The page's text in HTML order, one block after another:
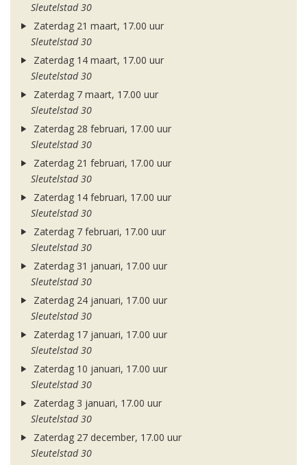
Sleutelstad 30
Zaterdag 21 maart, 17.00 uur
Sleutelstad 30
Zaterdag 14 maart, 17.00 uur
Sleutelstad 30
Zaterdag 7 maart, 17.00 uur
Sleutelstad 30
Zaterdag 28 februari, 17.00 uur
Sleutelstad 30
Zaterdag 21 februari, 17.00 uur
Sleutelstad 30
Zaterdag 14 februari, 17.00 uur
Sleutelstad 30
Zaterdag 7 februari, 17.00 uur
Sleutelstad 30
Zaterdag 31 januari, 17.00 uur
Sleutelstad 30
Zaterdag 24 januari, 17.00 uur
Sleutelstad 30
Zaterdag 17 januari, 17.00 uur
Sleutelstad 30
Zaterdag 10 januari, 17.00 uur
Sleutelstad 30
Zaterdag 3 januari, 17.00 uur
Sleutelstad 30
Zaterdag 27 december, 17.00 uur
Sleutelstad 30